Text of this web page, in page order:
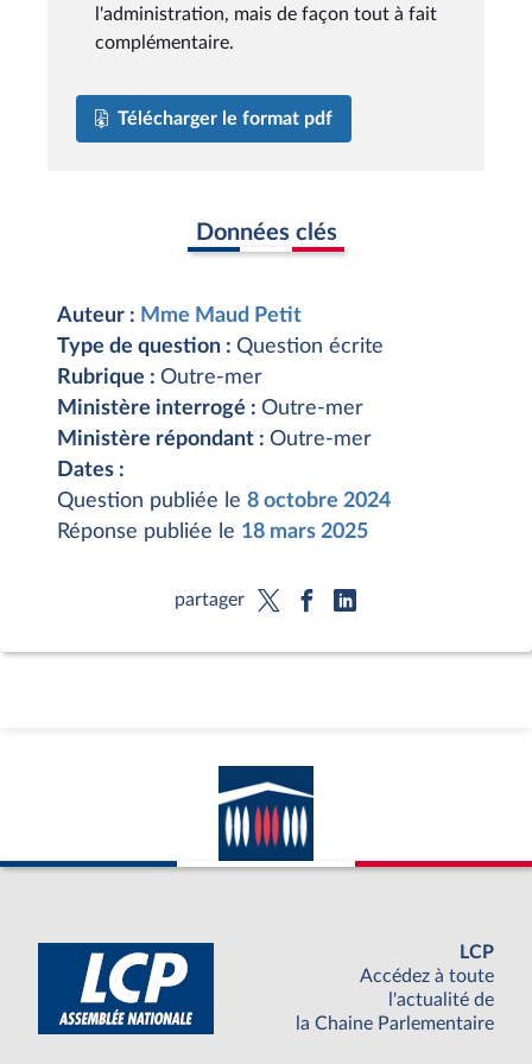
l'administration, mais de façon tout à fait
complémentaire.
Télécharger le format pdf
Données clés
Auteur : Mme Maud Petit
Type de question : Question écrite
Rubrique : Outre-mer
Ministère interrogé : Outre-mer
Ministère répondant : Outre-mer
Dates :
Question publiée le 8 octobre 2024
Réponse publiée le 18 mars 2025
partager
LCP
Accédez à toute
l'actualité de
la Chaine Parlementaire